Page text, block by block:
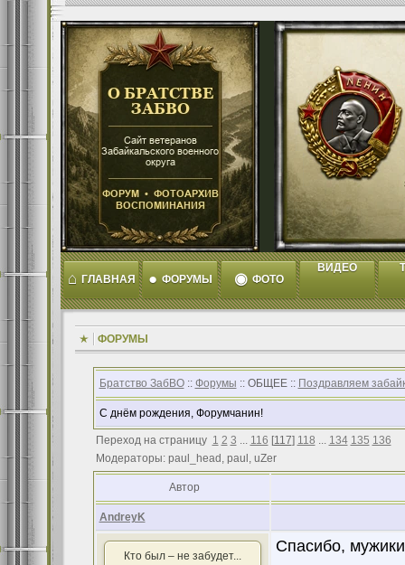
⌂ ГЛАВНАЯ ● ФОРУМЫ ◉ ФОТО
ВИДЕО
ФОРУМЫ
Братство ЗабВО:: Форумы :: ОБЩЕЕ :: Поздравляем
С днём рождения, Форумчанин!
Переход на страницу 1 2 3 ... 116 [117] 118 ... 134 135 136
Модераторы: paul_head, paul, uZer
Автор
AndreyK
Кто был – не забудет...
Спасибо,